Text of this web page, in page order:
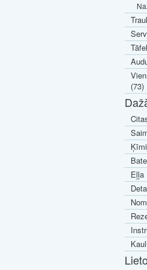
(73)
Eļļa